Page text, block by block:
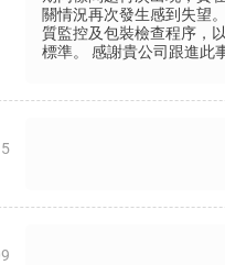
關情況再次發生感到失望
質監控及包裝檢查程序，
標準。 感謝貴公司跟進此